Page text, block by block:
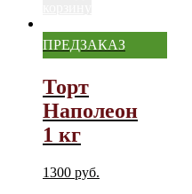
ПРЕДЗАКАЗ
Торт
Наполеон
1 кг
1300 руб.